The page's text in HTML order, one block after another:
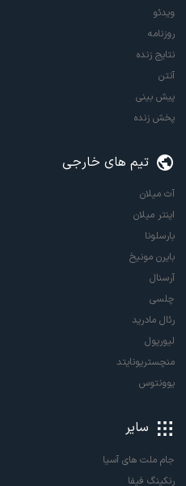
ویدئو
روزنامه
نتایج زنده
آنتن
پیش بینی
پخش زنده
تیم های خارجی
آث میلان
اینتر میلان
بارسلونا
بایرن مونیخ
آرسنال
چلسی
رئال مادرید
لیورپول
منچستریونایتد
یوونتوس
سایر
جام ملت های آسیا
رنکینگ فیفا